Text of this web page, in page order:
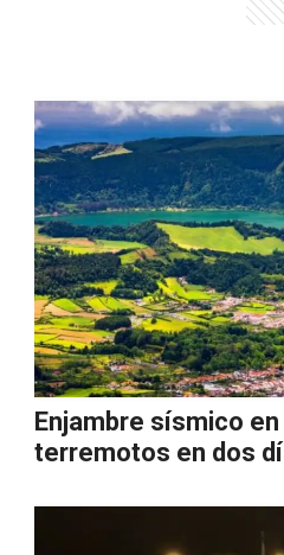
Enjambre sísmico
terremotos en dos